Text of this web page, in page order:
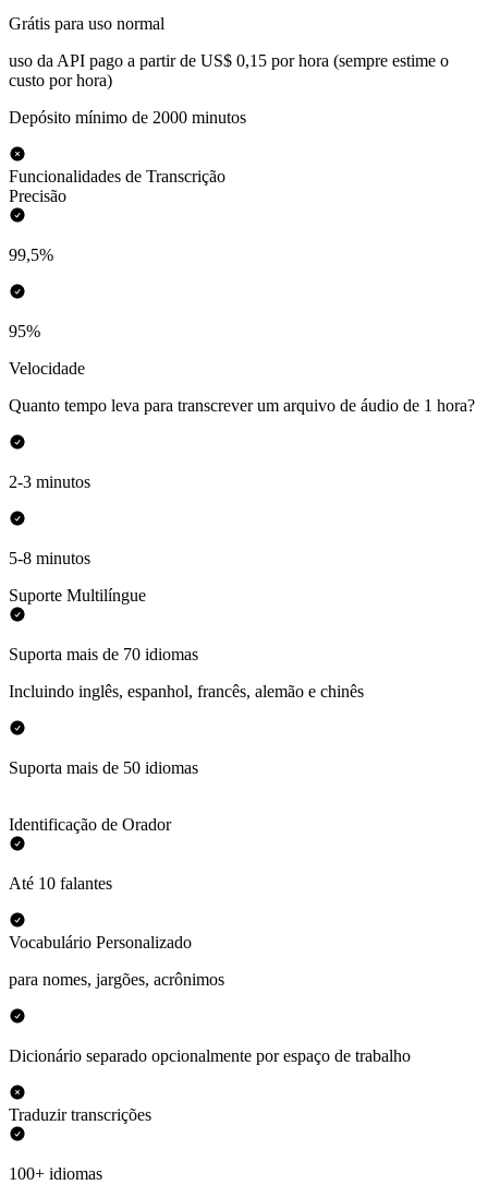
Grátis para uso normal
uso da API pago a partir de US$ 0,15 por hora (sempre estime o
custo por hora)
Depósito mínimo de 2000 minutos
Funcionalidades de Transcrição
Precisão
99,5%
95%
Velocidade
Quanto tempo leva para transcrever um arquivo de áudio de 1 hora?
2-3 minutos
5-8 minutos
Suporte Multilíngue
Suporta mais de 70 idiomas
Incluindo inglês, espanhol, francês, alemão e chinês
Suporta mais de 50 idiomas
Identificação de Orador
Até 10 falantes
Vocabulário Personalizado
para nomes, jargões, acrônimos
Dicionário separado opcionalmente por espaço de trabalho
Traduzir transcrições
100+ idiomas